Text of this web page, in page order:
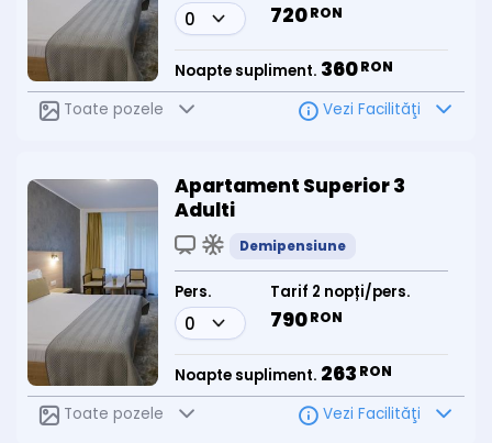
720RON
Noapte supliment. 360RON
Toate pozele Vezi Facilităţi
Apartament Superior 3
Adulti
Demipensiune
Pers. Tarif 2 nopți/pers.
790RON
Noapte supliment. 263 RON
Toate pozele Vezi Facilităţi